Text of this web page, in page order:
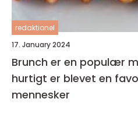
redaktionel
17. January 2024
Brunch er en populær
hurtigt er blevet en
mennesker